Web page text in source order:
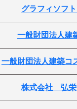
グラフィソフ
一般財団法人建
一般財団法人建築コ
株式会社 弘栄